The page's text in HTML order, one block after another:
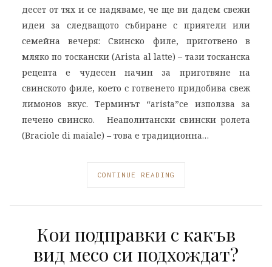
десет от тях и се надяваме, че ще ви дадем свежи
идеи за следващото събиране с приятели или
семейна вечеря: Свинско филе, приготвено в
мляко по тоскански (Arista al latte) – тази тосканска
рецепта е чудесен начин за приготвяне на
свинското филе, което с готвенето придобива свеж
лимонов вкус. Терминът “arista”се използва за
печено свинско. Неаполитански свински ролета
(Braciole di maiale) – това е традиционна…
CONTINUE READING
Кои подправки с какъв
вид месо си подхождат?